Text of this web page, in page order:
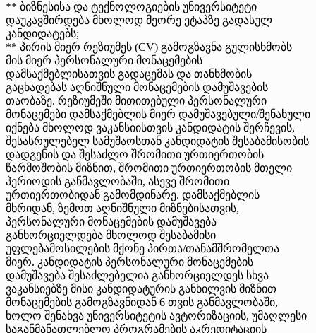
** ბიზნესისა და ტექნოლოგიების უნივერსიტეტი
დაუკავშირდება მხოლოდ მეორე ეტაპზე გადასულ
კანდიდატებს;
** პირის მიერ რეზიუმეს (CV) გამოგზავნა გულისხმობს
მის მიერ პერსონალური მონაცემების
დამსაქმებლისათვის გადაცემას და თანხმობის
გაცხადებას აღნიშნული მონაცემების დამუშავების
თაობაზე. რეზიუმეში მითითებული პერსონალური
მონაცემები დამსაქმებლის მიერ დამუშავებული/შენახული
იქნება მხოლოდ ვაკანსიისთვის კანდიდატის შერჩევის,
შესასრულებელ სამუშაოსთან კანდიდატის შესაბამისობის
დადგენის და შესაძლო შრომითი ურთიერთობის
წარმოშობის მიზნით, შრომითი ურთიერთობის მთელი
პერიოდის განმავლობაში, ასევე შრომითი
ურთიერთობიდან გამომდინარე. დამსაქმებლის
მხრიდან, ზემოთ აღნიშნული მიზნებისათვის,
პერსონალური მონაცემების დამუშავება
განხორციელდება მხოლოდ შესაბამისი
უფლებამოსილების მქონე პირთა/თანამშრომელთა
მიერ. კანდიდატის პერსონალური მონაცემების
დამუშავება შესაძლებელია განხორციელდეს სხვა
ვაკანსიებზე მისი კანდიდატურის განხილვის მიზნით
მონაცემების გამოგზავნიდან 6 თვის განმავლობაში,
ხოლო შენახვა უნივერსიტეტის ავტორიზაციის, უმაღლესი
საგანმანათლებლო პროგრამების აკრედიტაციის